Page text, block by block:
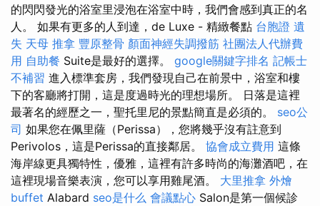
的閃閃發光的浴室里浸泡在浴室中時，我們會感到真正的名
人。 如果有更多的人到達，de Luxe - 精緻餐點 台胞證 遺
失 天母 推拿 豐原整骨 顏面神經失調撥筋 社團法人代辦費
用 自助餐 Suite是最好的選擇。 google關鍵字排名 記帳士
不補習 進入標準套房，我們發現自己在前景中，浴室和樓
下的客廳將打開，這是度過時光的理想場所。 日落是這裡
最著名的經歷之一，聖托里尼的景點簡直是必須的。 seo公
司 如果您在佩里薩（Perissa），您將幾乎沒有註意到
Perivolos，這是Perissa的直接鄰居。 協會成立費用 這條
海岸線更具獨特性，優雅，這裡有許多時尚的海灘酒吧，在
這裡現場音樂表演，您可以享用雞尾酒。 大里推拿 外燴
buffet Alabard seo是什么 會議點心 Salon是第一個候診